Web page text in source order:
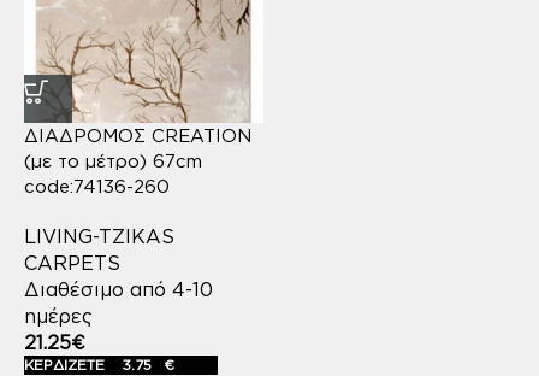
ΔΙΑΔΡΟΜΟΣ CREATION
(με το μέτρο) 67cm
code:74136-260
LIVING-TZIKAS
CARPETS
Διαθέσιμο από 4-10
ημέρες
21.25€
ΚΕΡΔΙΖΕΤΕ 3.75 €